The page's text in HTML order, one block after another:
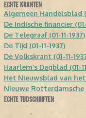
ECHTE KRANTEN
Algemeen Handelsblad
De Indische financier (01-
De Telegraaf (01-11-1937)
De Tijd (01-11-1937)
De Volkskrant (01-11-
Haarlem’s Dagblad (01-
Het Nieuwsblad van het
Nieuwe Rotterdamsche
ECHTE TIJDSCHRIFTEN